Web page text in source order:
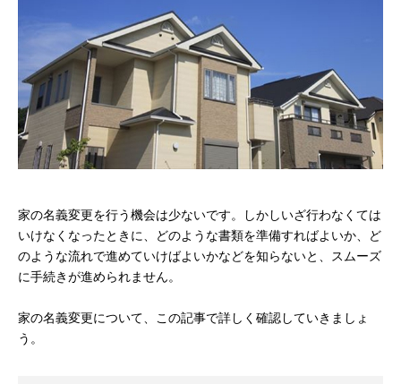
家の名義変更を行う機会は少ないです。しかしいざ行わなくては
いけなくなったときに、どのような書類を準備すればよいか、ど
のような流れで進めていけばよいかなどを知らないと、スムーズ
に手続きが進められません。
家の名義変更について、この記事で詳しく確認していきましょ
う。